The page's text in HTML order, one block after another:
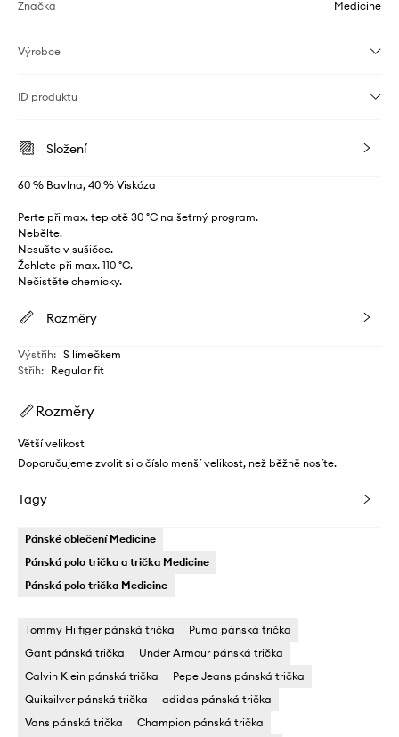
Značka Medicine
Výrobce
ID produktu
Složení
60 % Bavlna, 40 % Viskóza
Perte při max. teplotě 30 °C na šetrný program.
Nebělte.
Nesušte v sušičce.
Žehlete při max. 110 °C.
Nečistěte chemicky.
Rozměry
Výstřih: S límečkem
Střih: Regular fit
Rozměry
Větší velikost
Doporučujeme zvolit si o číslo menší velikost, než běžně nosíte.
Tagy
Pánské oblečení Medicine
Pánská polo trička a trička Medicine
Pánská polo trička Medicine
Tommy Hilfiger pánská trička
Puma pánská trička
Gant pánská trička
Under Armour pánská trička
Calvin Klein pánská trička
Pepe Jeans pánská trička
Quiksilver pánská trička
adidas pánská trička
Vans pánská trička
Champion pánská trička